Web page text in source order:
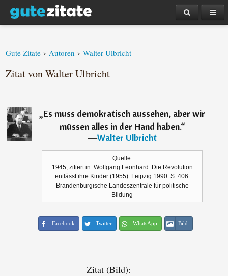
Gute Zitate › Autoren › Walter Ulbricht
Zitat von Walter Ulbricht
„Es muss demokratisch aussehen, aber wir
müssen alles in der Hand haben.“
―Walter Ulbricht
Quelle:
1945, zitiert in: Wolfgang Leonhard: Die Revolution
entlässt ihre Kinder (1955). Leipzig 1990. S. 406.
Brandenburgische Landeszentrale für politische
Bildung
Facebook Twitter WhatsApp Bild
Zitat (Bild):